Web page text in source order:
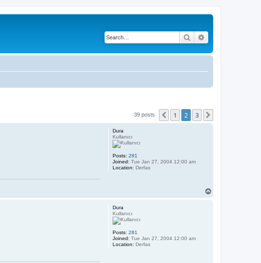
Search
39 posts Previous
1 2 3
Dura
Kullanıcı
Posts: 281
Joined: Tue Jan 27, 2004 12:00 am
Location: Derfas
Dura
Kullanıcı
Posts: 281
Joined: Tue Jan 27, 2004 12:00 am
Location: Derfas